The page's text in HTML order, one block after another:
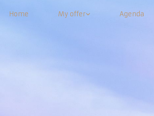
Home My offer Agenda